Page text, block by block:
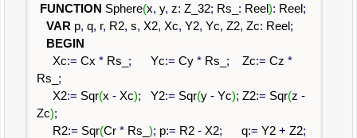
FUNCTION Sphere(x, y, z: Z_32; Rs_ : Reel): Reel ;
VAR p, q, r, R2, s, X2, Xc, Y2, Yc, Z2, Zc: Reel ;
BEGIN
Xc:= Cx* Rs_ ; Yc:= Cy* Rs_ ; Zc:= Cz*
Rs_ ;
X2:= Sqr(x- Xc); Y2:= Sqr(y- Yc); Z2:= Sqr(z-
Zc);
R2:= Sqr(Cr* Rs_); p:= R2- X2; q:= Y2+ Z2;